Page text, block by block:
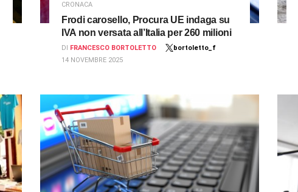
CRONACA
Frodi carosello, Procura UE indaga su
IVA non versata all’Italia per 260 milioni
DI FRANCESCO BORTOLETTO
bortoletto_f
14 NOVEMBRE 2025